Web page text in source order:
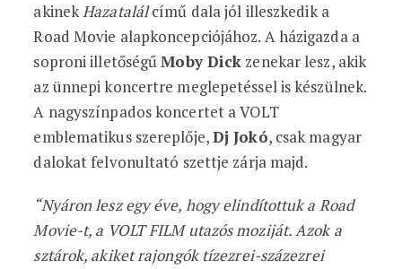
akinekHazatalálcímű dala jól illeszkedik a
Road Movie alapkoncepciójához. A házigazda a
soproni illetőségűMoby Dick zenekar lesz, akik
az ünnepi koncertre meglepetéssel is készülnek.
A nagyszínpados koncertet a VOLT
emblematikus szereplője,Dj Jokó, csak magyar
dalokat felvonultató szettje zárja majd.
“Nyáron lesz egy éve, hogy elindítottuk a Road
Movie-t, a VOLT FILM utazós moziját. Azok a
sztárok, akiket rajongók tízezrei-százezrei